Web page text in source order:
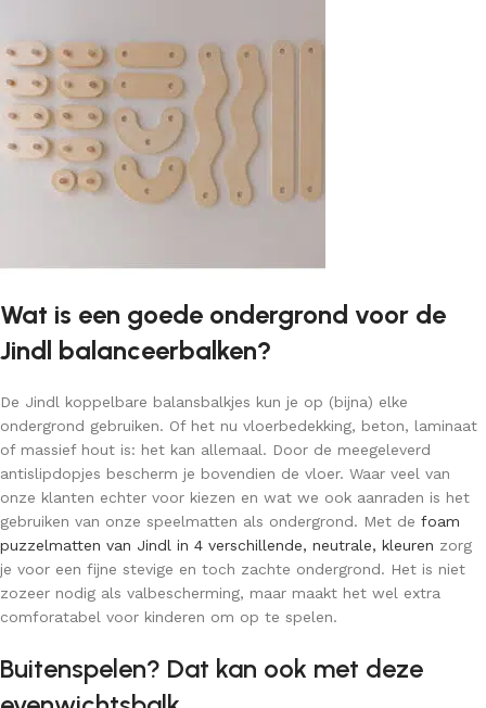
Wat is een goede ondergrond voor de
Jindl balanceerbalken?
De Jindl koppelbare balansbalkjes kun je op (bijna) elke
ondergrond gebruiken. Of het nu vloerbedekking, beton, laminaat
of massief hout is: het kan allemaal. Door de meegeleverd
antislipdopjes bescherm je bovendien de vloer. Waar veel van
onze klanten echter voor kiezen en wat we ook aanraden is het
gebruiken van onze speelmatten als ondergrond. Met de foam
puzzelmatten van Jindl in 4 verschillende, neutrale, kleuren zorg
je voor een fijne stevige en toch zachte ondergrond. Het is niet
zozeer nodig als valbescherming, maar maakt het wel extra
comforatabel voor kinderen om op te spelen.
Buitenspelen? Dat kan ook met deze